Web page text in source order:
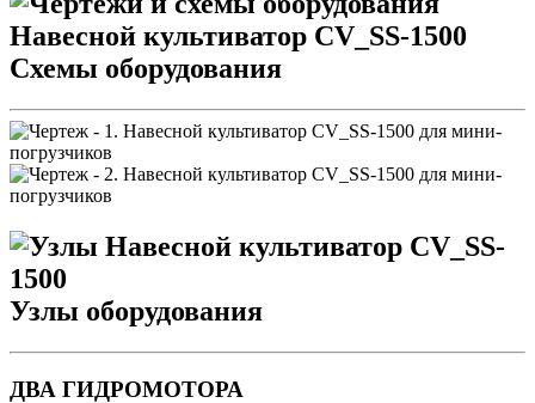
Схемы оборудования
Узлы оборудования
ДВА ГИДРОМОТОРА